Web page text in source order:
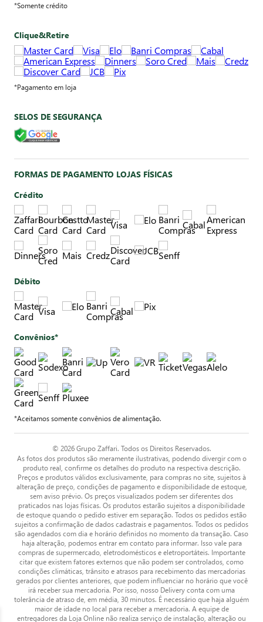
*Somente crédito
Clique&Retire
*Pagamento em loja
SELOS DE SEGURANÇA
FORMAS DE PAGAMENTO LOJAS FÍSICAS
Crédito
Débito
Convênios*
*Aceitamos somente convênios de alimentação.
© 2026 Grupo Zaffari. Todos os Direitos Reservados.
As fotos dos produtos são meramente ilustrativas, podendo divergir com o
produto real, confirme os detalhes do produto na respectiva descrição.
Preços e produtos válidos exclusivamente, para compras no site, sujeitos à
alteração de preço, condições de pagamento e disponibilidade de estoque,
sem aviso prévio. Os preços visualizados podem ser diferentes dos
praticados nas lojas físicas. Os produtos estarão sujeitos a disponibilidade
de estoque quando o pedido estiver em separação. Todos os pedidos estão
sujeitos a confirmação de dados cadastrais e pagamentos. Todos os pedidos
são agendados com dia e horário definidos no momento da transação. Caso
haja alteração, podemos entrar em contato para informar. Isso vale para
compras de supermercado, eletrodomésticos e eletroportáteis. Importante
citar que existem fatores externos que não podem ser controlados, como
condições climáticas, trânsito e atrasos para recebimento das mercadorias
gerados por clientes anteriores, que podem influenciar no horário que você
irá receber sua mercadoria. Por isso, nosso Delivery conta com uma
tolerância de atraso de, em média, 30 minutos. É necessário que haja alguém
maior de idade no local para receber a mercadoria. A equipe de
entregadores da Loja Online não realiza serviço de instalação, alteração ou